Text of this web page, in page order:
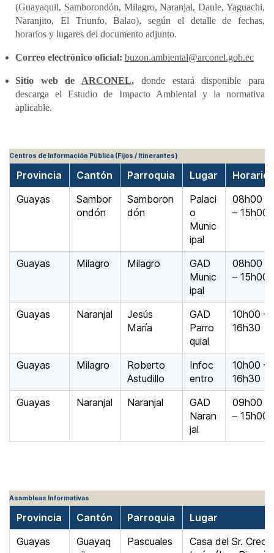
(Guayaquil, Samborondón, Milagro, Naranjal, Daule, Yaguachi,
Naranjito, El Triunfo, Balao), según el detalle de fechas,
horarios y lugares del documento adjunto.
Correo electrónico oficial: buzon.ambiental@arconel.gob.ec
Sitio web de ARCONEL, donde estará disponible para
descarga el Estudio de Impacto Ambiental y la normativa
aplicable.
Centros de Información Pública (Fijos / Itinerantes)
Provincia Cantón Parroquia Lugar
Horario
Guayas
Sambor
ondón
Samboron
dón
Palaci
o
Munic
ipal
08h00
– 15h00
Guayas Milagro Milagro
GAD
Munic
ipal
08h00
– 15h00
Guayas Naranjal
Jesús
María
GAD
Parro
quial
10h00 –
16h30
Guayas Milagro
Roberto
Astudillo
Infoc
entro
10h00 –
16h30
Guayas
Naranjal Naranjal
GAD
Naran
jal
09h00
– 15h00
Asambleas Informativas
Provincia Cantón Parroquia
Lugar
Guayas
Guayaq
Pascuales
Casa del Sr.